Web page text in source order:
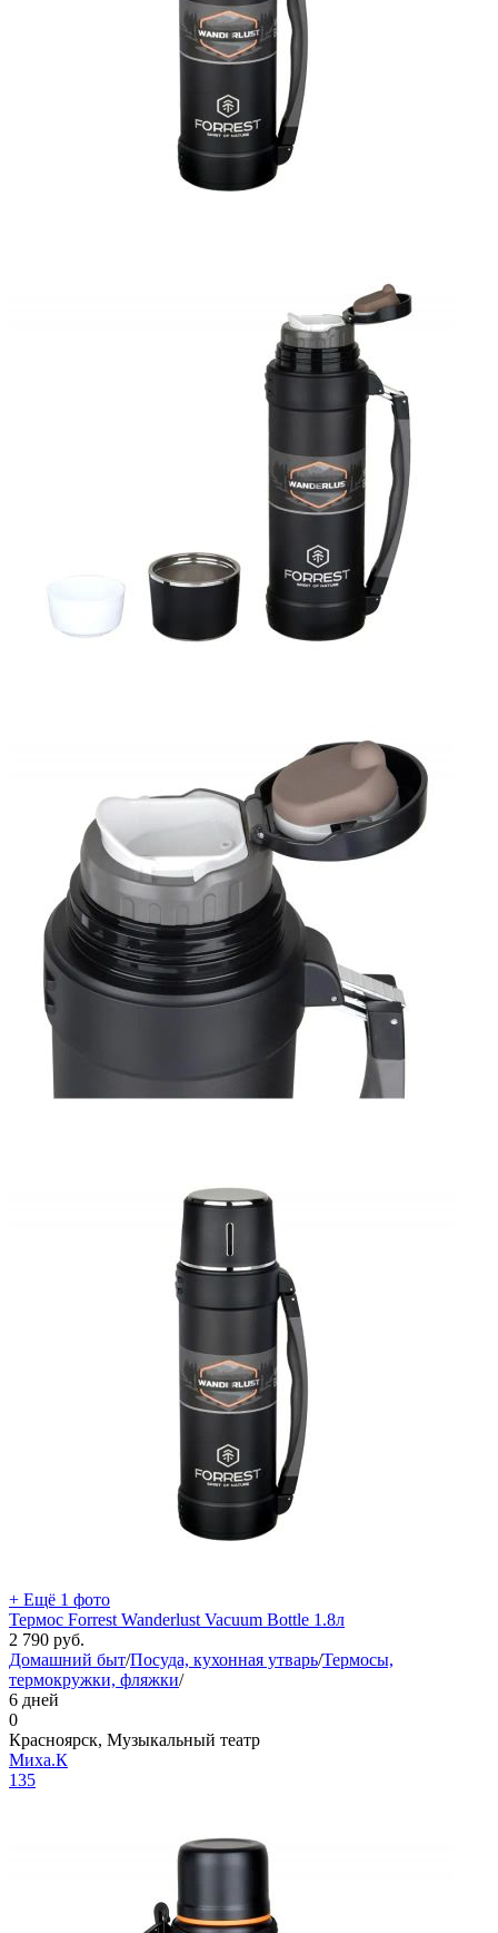
+ Ещё 1 фото
Термос Forrest Wanderlust Vacuum Bottle 1.8л
2 790 руб.
Домашний быт/Посуда, кухонная утварь/Термосы,
термокружки, фляжки/
6 дней
0
Красноярск, Музыкальный театр
Миха.К
135